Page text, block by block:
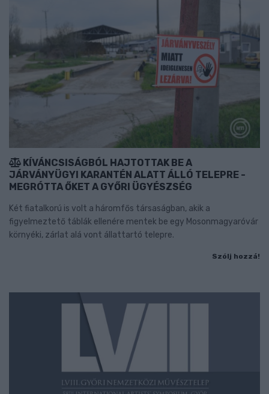
KÍVÁNCSISÁGBÓL HAJTOTTAK BE A
JÁRVÁNYÜGYI KARANTÉN ALATT ÁLLÓ TELEPRE -
MEGRÓTTA ŐKET A GYŐRI ÜGYÉSZSÉG
Két fiatalkorú is volt a háromfős társaságban, akik a
figyelmeztető táblák ellenére mentek be egy Mosonmagyaróvár
környéki, zárlat alá vont állattartó telepre.
Szólj hozzá!